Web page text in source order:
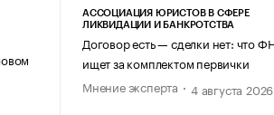
АССОЦИАЦИЯ ЮРИСТОВ В СФЕРЕ
ЛИКВИДАЦИИ И БАНКРОТСТВА
Договор есть — сделки нет: что
ищет за комплектом первички
Мнение эксперта
4 августа 2026